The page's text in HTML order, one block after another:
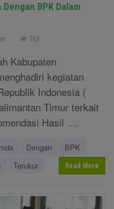
BPK Dalam
763
Kabupaten
kegiatan
Indonesia (
Timur terkait
Hasil ....
Dengan
BPK
Terukur Read More